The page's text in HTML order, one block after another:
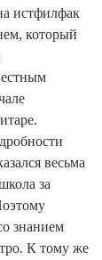
истфилфак
который
весьма
за
знанием
К тому же